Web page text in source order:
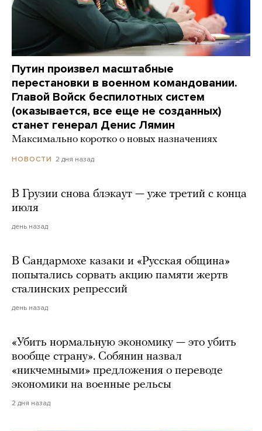
Путин произвел масштабные
перестановки в военном командовании.
Главой Войск беспилотных систем
(оказывается, все еще не созданных)
станет генерал Денис Лямин
Максимально коротко о новых назначениях
НОВОСТИ 2 дня назад
В Грузии снова блэкаут — уже третий с конца
июля
день назад
В Сандармохе казаки и «Русская община»
попытались сорвать акцию памяти жертв
сталинских репрессий
день назад
«Убить нормальную экономику — это убить
вообще страну». Собянин назвал
«никчемными» предложения о переводе
экономики на военные рельсы
2 дня назад